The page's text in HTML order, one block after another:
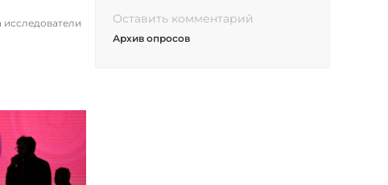
исследователи
Оставить комментарий
Архив опросов